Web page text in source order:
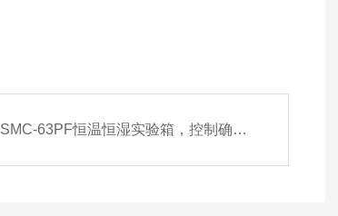
SMC-63PF恒温恒湿实验箱，控制确保测试可靠性